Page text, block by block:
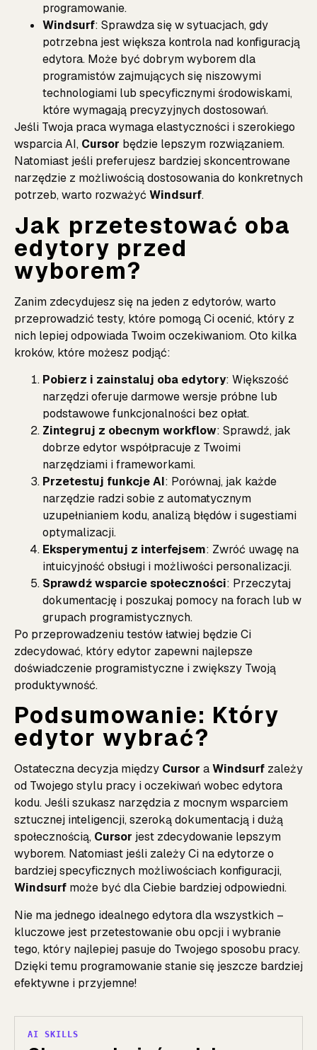
programowanie.
Windsurf: Sprawdza się w sytuacjach, gdy
potrzebna jest większa kontrola nad konfiguracją
edytora. Może być dobrym wyborem dla
programistów zajmujących się niszowymi
technologiami lub specyficznymi środowiskami,
które wymagają precyzyjnych dostosowań.
Jeśli Twoja praca wymaga elastyczności i szerokiego
wsparcia AI, Cursor będzie lepszym rozwiązaniem.
Natomiast jeśli preferujesz bardziej skoncentrowane
narzędzie z możliwością dostosowania do konkretnych
potrzeb, warto rozważyć Windsurf.
Jak przetestować oba
edytory przed
wyborem?
Zanim zdecydujesz się na jeden z edytorów, warto
przeprowadzić testy, które pomogą Ci ocenić, który z
nich lepiej odpowiada Twoim oczekiwaniom. Oto kilka
kroków, które możesz podjąć:
Pobierz i zainstaluj oba edytory: Większość
narzędzi oferuje darmowe wersje próbne lub
podstawowe funkcjonalności bez opłat.
Zintegruj z obecnym workflow: Sprawdź, jak
dobrze edytor współpracuje z Twoimi
narzędziami i frameworkami.
Przetestuj funkcje AI: Porównaj, jak każde
narzędzie radzi sobie z automatycznym
uzupełnianiem kodu, analizą błędów i sugestiami
optymalizacji.
Eksperymentuj z interfejsem: Zwróć uwagę na
intuicyjność obsługi i możliwości personalizacji.
Sprawdź wsparcie społeczności: Przeczytaj
dokumentację i poszukaj pomocy na forach lub w
grupach programistycznych.
Po przeprowadzeniu testów łatwiej będzie Ci
zdecydować, który edytor zapewni najlepsze
doświadczenie programistyczne i zwiększy Twoją
produktywność.
Podsumowanie: Który
edytor wybrać?
Ostateczna decyzja między Cursor aWindsurf zależy
od Twojego stylu pracy i oczekiwań wobec edytora
kodu. Jeśli szukasz narzędzia z mocnym wsparciem
sztucznej inteligencji, szeroką dokumentacją i dużą
społecznością, Cursor jest zdecydowanie lepszym
wyborem. Natomiast jeśli zależy Ci na edytorze o
bardziej specyficznych możliwościach konfiguracji,
Windsurf może być dla Ciebie bardziej odpowiedni.
Nie ma jednego idealnego edytora dla wszystkich –
kluczowe jest przetestowanie obu opcji i wybranie
tego, który najlepiej pasuje do Twojego sposobu pracy.
Dzięki temu programowanie stanie się jeszcze bardziej
efektywne i przyjemne!
AI SKILLS